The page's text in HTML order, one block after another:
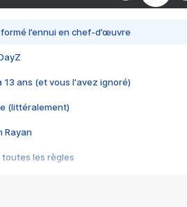
l’ennui en chef-d’œuvre
13 ans (et vous l'avez ignoré)
(littéralement)
Rayan
toutes les règles